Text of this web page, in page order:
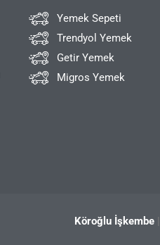
Yemek Sepeti
Trendyol Yemek
Getir Yemek
Migros Yemek
Köroğlu İşkembe